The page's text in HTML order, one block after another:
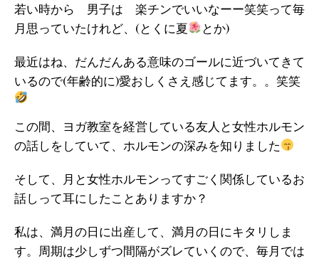
若い時から 男子は 楽チンでいいなーー笑笑って毎
月思っていたけれど、(とくに夏
とか)
最近はね、だんだんある意味のゴールに近づいてきて
いるので(年齢的に)愛おしくさえ感じてます。。笑笑
この間、ヨガ教室を経営している友人と女性ホルモン
の話しをしていて、ホルモンの深みを知りました
そして、月と女性ホルモンってすごく関係しているお
話しって耳にしたことありますか？
私は、満月の日に出産して、満月の日にキタリしま
す。周期は少しずつ間隔がズレていくので、毎月では